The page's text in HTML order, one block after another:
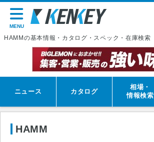
MENU
HAMMの基本情報・カタログ・スペック・在庫検索
ニュース カタログ
相場・
情報検索
HAMM